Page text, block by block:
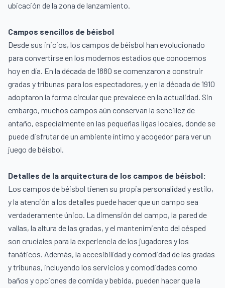
ubicación de la zona de lanzamiento.
Campos sencillos de béisbol
Desde sus inicios, los campos de béisbol han evolucionado
para convertirse en los modernos estadios que conocemos
hoy en día. En la década de 1880 se comenzaron a construir
gradas y tribunas para los espectadores, y en la década de 1910
adoptaron la forma circular que prevalece en la actualidad. Sin
embargo, muchos campos aún conservan la sencillez de
antaño, especialmente en las pequeñas ligas locales, donde se
puede disfrutar de un ambiente íntimo y acogedor para ver un
juego de béisbol.
Detalles de la arquitectura de los campos de béisbol:
Los campos de béisbol tienen su propia personalidad y estilo,
y la atención a los detalles puede hacer que un campo sea
verdaderamente único. La dimensión del campo, la pared de
vallas, la altura de las gradas, y el mantenimiento del césped
son cruciales para la experiencia de los jugadores y los
fanáticos. Además, la accesibilidad y comodidad de las gradas
y tribunas, incluyendo los servicios y comodidades como
baños y opciones de comida y bebida, pueden hacer que la